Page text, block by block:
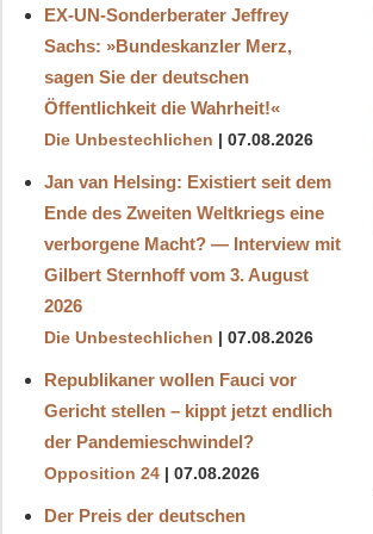
EX-UN-Sonderberater Jeffrey
Sachs: »Bundeskanzler Merz,
sagen Sie der deutschen
Öffentlichkeit die Wahrheit!«
Die Unbestechlichen 07.08.2026
Jan van Helsing: Existiert seit dem
Ende des Zweiten Weltkriegs eine
verborgene Macht? — Interview mit
Gilbert Sternhoff vom 3. August
2026
Die Unbestechlichen 07.08.2026
Republikaner wollen Fauci vor
Gericht stellen – kippt jetzt endlich
der Pandemieschwindel?
Opposition 24 07.08.2026
Der Preis der deutschen